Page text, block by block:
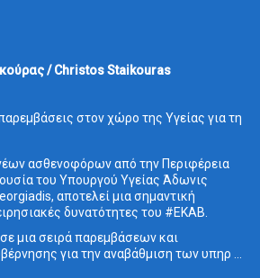
/ Christos Staikouras
στον χώρο της Υγείας για τη
ασθενοφόρων από την Περιφέρεια
του Υπουργού Υγείας Άδωνις
αποτελεί μια σημαντική
δυνατότητες του #ΕΚΑΒ.
μια σειρά παρεμβάσεων και
για την αναβάθμιση των υπηρ ...